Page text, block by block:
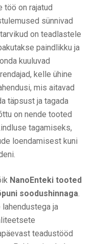
on rajatud
sünnivad
on teadlastele
paindlikku ja
kuuluvad
kelle ühine
mis aitavad
täpsust ja tagada
on nende tooted
tagamiseks,
loendamisest kuni
NanoEnteki tooted
soodushinnaga.
ja
teadustööd